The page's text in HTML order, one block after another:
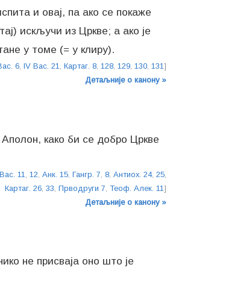
и овај, па ако се покаже
искључи из Цркве; а ако је
у томе (= у клиру).
6 IV Вас. 21 Картаг. 8 128 129 130 131 ]
Детаљније о канону »
како би се добро Цркве
11 12 Анк. 15 Гангр. 7 8 Антиох. 24, 25
Картаг. 26 33 Прводруги 7 Теоф. Алек. 11 ]
Детаљније о канону »
не присваја оно што је